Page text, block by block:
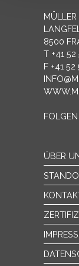
8500
T +41 52
F +41 52
ÜBER